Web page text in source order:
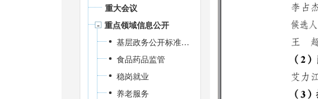
重大会议
重点领域信息公开
基层政务公开标准化规范化建设
食品药品监管
稳岗就业
养老服务